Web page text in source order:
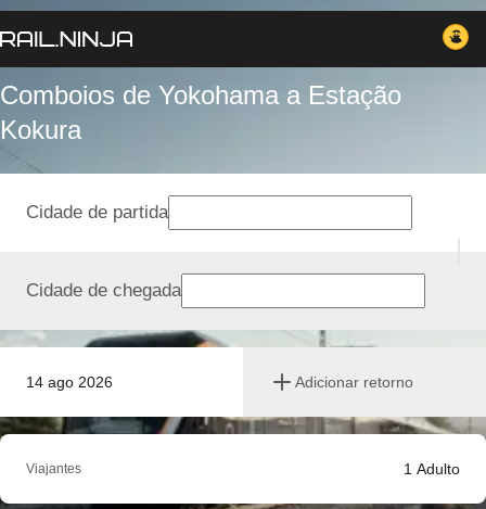
Comboios de Yokohama a Estação
Kokura
14 ago 2026 Adicionar retorno
Cidade de partida
Cidade de chegada
Viajantes 1 Adulto